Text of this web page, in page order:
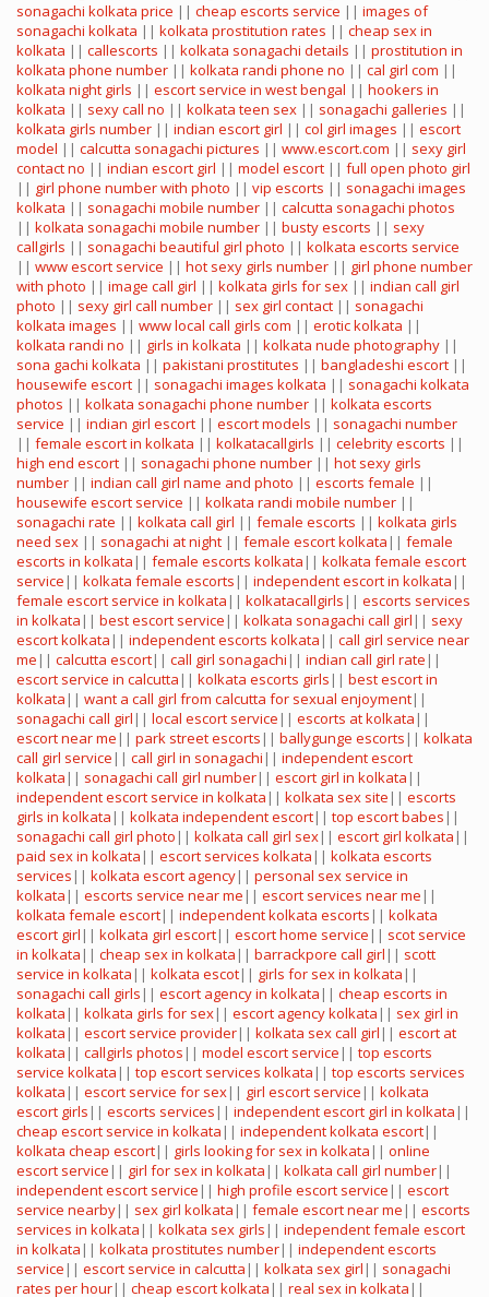
sonagachi kolkata price || cheap escorts service || images of
sonagachi kolkata || kolkata prostitution rates || cheap sex in
kolkata || callescorts || kolkata sonagachi details || prostitution in
kolkata phone number || kolkata randi phone no || cal girl com ||
kolkata night girls || escort service in west bengal || hookers in
kolkata || sexy call no || kolkata teen sex || sonagachi galleries ||
kolkata girls number || indian escort girl || col girl images || escort
model || calcutta sonagachi pictures || www.escort.com || sexy girl
contact no || indian escort girl || model escort || full open photo girl
|| girl phone number with photo || vip escorts || sonagachi images
kolkata || sonagachi mobile number || calcutta sonagachi photos
|| kolkata sonagachi mobile number || busty escorts || sexy
callgirls || sonagachi beautiful girl photo || kolkata escorts service
|| www escort service || hot sexy girls number || girl phone number
with photo || image call girl || kolkata girls for sex || indian call girl
photo || sexy girl call number || sex girl contact || sonagachi
kolkata images || www local call girls com || erotic kolkata ||
kolkata randi no || girls in kolkata || kolkata nude photography ||
sona gachi kolkata || pakistani prostitutes || bangladeshi escort ||
housewife escort || sonagachi images kolkata || sonagachi kolkata
photos || kolkata sonagachi phone number || kolkata escorts
service || indian girl escort || escort models || sonagachi number
|| female escort in kolkata || kolkatacallgirls || celebrity escorts ||
high end escort || sonagachi phone number || hot sexy girls
number || indian call girl name and photo || escorts female ||
housewife escort service || kolkata randi mobile number ||
sonagachi rate || kolkata call girl || female escorts || kolkata girls
need sex || sonagachi at night || female escort kolkata || female
escorts in kolkata || female escorts kolkata || kolkata female escort
service || kolkata female escorts || independent escort in kolkata ||
female escort service in kolkata || kolkatacallgirls || escorts services
in kolkata || best escort service || kolkata sonagachi call girl || sexy
escort kolkata || independent escorts kolkata || call girl service near
me || calcutta escort|| call girl sonagachi || indian call girl rate ||
escort service in calcutta || kolkata escorts girls || best escort in
kolkata || want a call girl from calcutta for sexual enjoyment||
sonagachi call girl || local escort service || escorts at kolkata ||
escort near me || park street escorts || ballygunge escorts || kolkata
call girl service || call girl in sonagachi || independent escort
kolkata || sonagachi call girl number|| escort girl in kolkata ||
independent escort service in kolkata || kolkata sex site || escorts
girls in kolkata || kolkata independent escort|| top escort babes ||
sonagachi call girl photo || kolkata call girl sex|| escort girl kolkata ||
paid sex in kolkata || escort services kolkata || kolkata escorts
services || kolkata escort agency|| personal sex service in
kolkata || escorts service near me || escort services near me ||
kolkata female escort|| independent kolkata escorts || kolkata
escort girl || kolkata girl escort|| escort home service || scot service
in kolkata || cheap sex in kolkata || barrackpore call girl || scott
service in kolkata || kolkata escot|| girls for sex in kolkata ||
sonagachi call girls || escort agency in kolkata || cheap escorts in
kolkata || kolkata girls for sex|| escort agency kolkata || sex girl in
kolkata || escort service provider|| kolkata sex call girl || escort at
kolkata || callgirls photos || model escort service || top escorts
service kolkata || top escort services kolkata || top escorts services
kolkata || escort service for sex|| girl escort service || kolkata
escort girls || escorts services || independent escort girl in kolkata ||
cheap escort service in kolkata || independent kolkata escort||
kolkata cheap escort|| girls looking for sex in kolkata || online
escort service || girl for sex in kolkata || kolkata call girl number||
independent escort service || high profile escort service || escort
service nearby|| sex girl kolkata || female escort near me || escorts
services in kolkata || kolkata sex girls || independent female escort
in kolkata || kolkata prostitutes number|| independent escorts
service || escort service in calcutta || kolkata sex girl || sonagachi
rates per hour|| cheap escort kolkata || real sex in kolkata ||